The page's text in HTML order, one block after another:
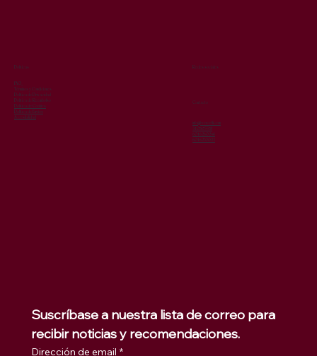
Políticas
FAQ
Términos y Condiciones
Política de Privacidad
Política de Reembolso
Política de Cookies
Política de Envíos
Accesibilidad
Redes sociales
info@vercelli.com
3107675578
6016260294
6016270022
Suscríbase a nuestra lista de correo para
recibir noticias y recomendaciones.
Dirección de email *